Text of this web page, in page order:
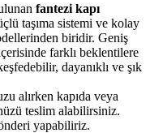
fantezi kapı
taşıma sistemi ve kolay
biridir. Geniş
farklı beklentilere
dayanıklı ve şık
alırken kapıda veya
teslim alabilirsiniz.
yapabiliriz.